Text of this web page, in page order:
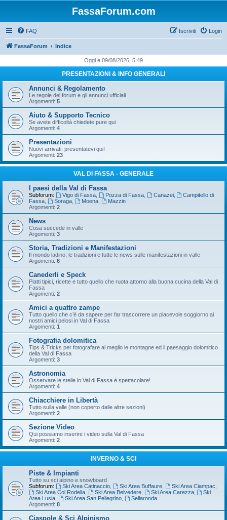
FassaForum.com
FAQ Login
Iscriviti
FassaForum Indice
Oggi è 09/08/2026, 5:49
PRESENTAZIONI & INFO GENERALI
Annunci & Regolamento
Le regole del forum e gli annunci ufficiali
Argomenti: 5
Aiuto & Supporto Tecnico
Se avete difficoltà chiedete pure qui
Argomenti: 4
Presentazioni
Nuovi arrivati, presentatevi qui!
Argomenti: 23
VAL DI FASSA - GENERALE
I paesi della Val di Fassa
Subforum: Vigo di Fassa, Pozza di Fassa, Canazei,
Campitello di
Fassa
Soraga, Moena,
Mazzin
Argomenti: 2
News
Cosa succede in valle
Argomenti: 3
Storia, Tradizioni e Manifestazioni
Il mondo ladino, le tradizioni e tutte le news sulle manifestazioni in valle
Argomenti: 6
Canederli e Speck
Piatti tipici, ricette e tutto quello che ruota attorno alla buona cucina della Val di
Fassa
Argomenti: 2
Amici a quattro zampe
Tutto quello che c’è da sapere per far trascorrere un piacevole soggiorno ai
nostri amici pelosi in Val di Fassa
Argomenti: 1
Fotografia dolomitica
Tips & Tricks per fotografare al meglio le montagne ed il paesaggio dolomitico
della Val di Fassa
Argomenti: 3
Astronomia
Osservare le stelle in Val di Fassa è spettacolare!
Argomenti: 4
Chiacchiere in Libertà
Tutto sulla valle (non coperto dalle altre sezioni)
Argomenti: 2
Sezione Video
Qui possiamo inserire i video sulla Val di Fassa
Argomenti: 2
INVERNO & SCI
Piste & Impianti
Tutto su sci alpino e snowboard
Subforum:
Ski Area Catinaccio, Ski Area Buffaure, Ski Area Ciampac
Ski Area Col Rodella, Ski Area Belvedere, Ski Area Carezza,
Ski
Area Lusia
Ski Area San Pellegrino,
Sellaronda
Argomenti: 8
Ciaspole & Sci Alpinismo